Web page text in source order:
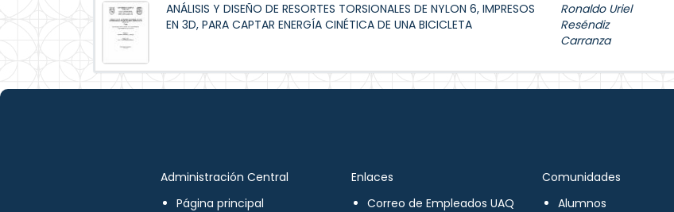
ANÁLISIS Y DISEÑO DE RESORTES TORSIONALES DE NYLON 6, IMPRESOS
EN 3D, PARA CAPTAR ENERGÍA CINÉTICA DE UNA BICICLETA
Ronaldo Uriel
Reséndiz
Carranza
Administración Central
Página principal
Enlaces
Correo de Empleados UAQ
Comunidades
Alumnos